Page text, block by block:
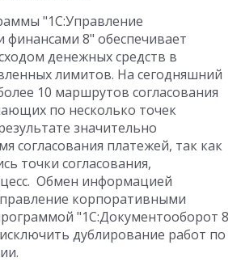
"1С:Управление
8" обеспечивает
денежных средств в
лимитов. На сегодняшний
10 маршрутов согласования
по несколько точек
значительно
согласования платежей, так как
точки согласования,
Обмен информацией
корпоративными
"1С:Документооборот 8
дублирование работ по